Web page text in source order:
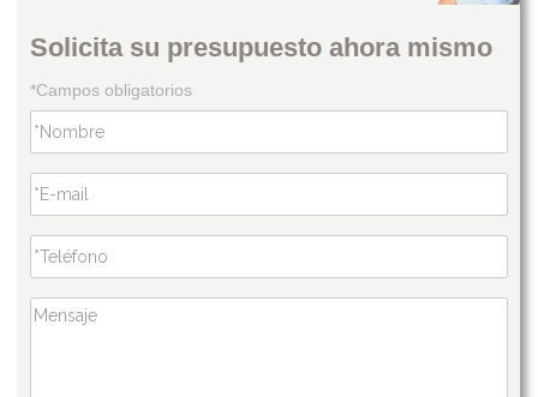
Solicita su presupuesto ahora mismo
*Campos obligatorios